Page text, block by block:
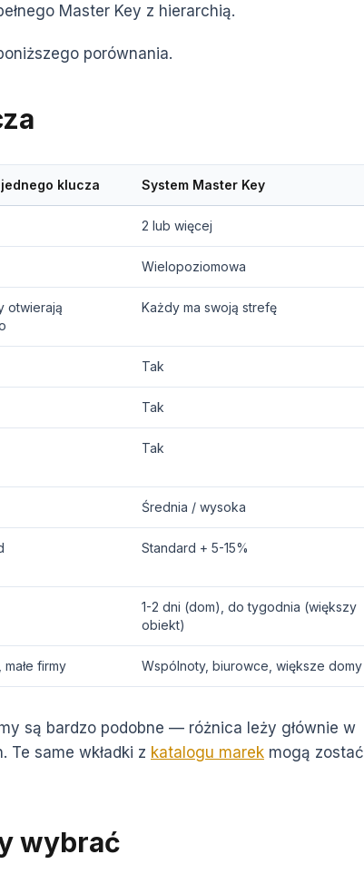
Master Key z hierarchią.
porównania.
klucza System Master Key
2 lub więcej
Wielopoziomowa
otwierają
Każdy ma swoją strefę
Tak
Tak
Tak
Średnia / wysoka
Standard + 5-15%
1-2 dni (dom), do tygodnia (większy
obiekt)
firmy Wspólnoty, biurowce, większe domy
są bardzo podobne — różnica leży głównie w
Te same wkładki z katalogu marek mogą zostać
wybrać